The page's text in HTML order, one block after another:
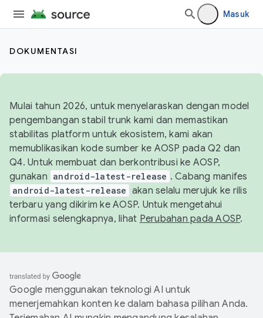
Masuk
DOKUMENTASI
Mulai tahun 2026, untuk menyelaraskan dengan model
pengembangan stabil trunk kami dan memastikan
stabilitas platform untuk ekosistem, kami akan
memublikasikan kode sumber ke AOSP pada Q2 dan
Q4. Untuk membuat dan berkontribusi ke AOSP,
gunakan android-latest-release . Cabang manifes
android-latest-release akan selalu merujuk ke rilis
terbaru yang dikirim ke AOSP. Untuk mengetahui
informasi selengkapnya, lihat Perubahan pada AOSP.
Google menggunakan teknologi AI untuk
menerjemahkan konten ke dalam bahasa pilihan Anda.